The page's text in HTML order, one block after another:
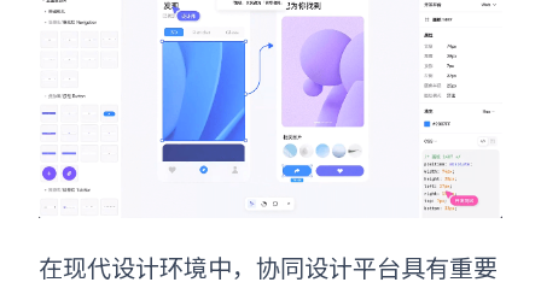
在现代设计环境中，协同设计平台具有重要